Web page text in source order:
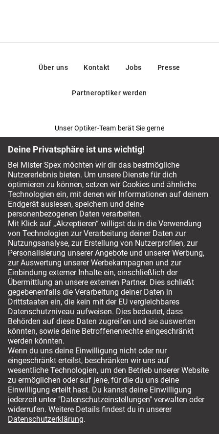
Über uns Kontakt Jobs Presse
Partneroptiker werden
Unser Optiker-Team berät Sie gerne
Fragen & Antworten
Service-Chat
044 797 59 94
Bezahlmethoden
Versandmöglichkeiten
Für ihren sicheren Einkauf